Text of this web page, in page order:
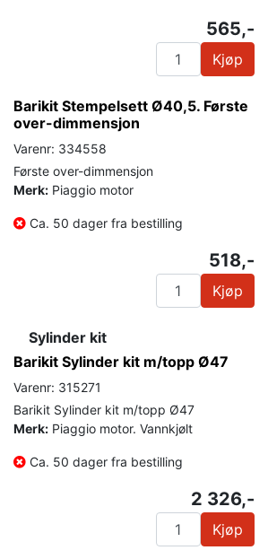
565,-
Kjøp
Barikit Stempelsett Ø40,5. Første
over-dimmensjon
Varenr: 334558
Første over-dimmensjon
Merk: Piaggio motor
Ca. 50 dager fra bestilling
518,-
Kjøp
Sylinder kit
Barikit Sylinder kit m/topp Ø47
Varenr: 315271
Barikit Sylinder kit m/topp Ø47
Merk: Piaggio motor. Vannkjølt
Ca. 50 dager fra bestilling
2 326,-
Kjøp